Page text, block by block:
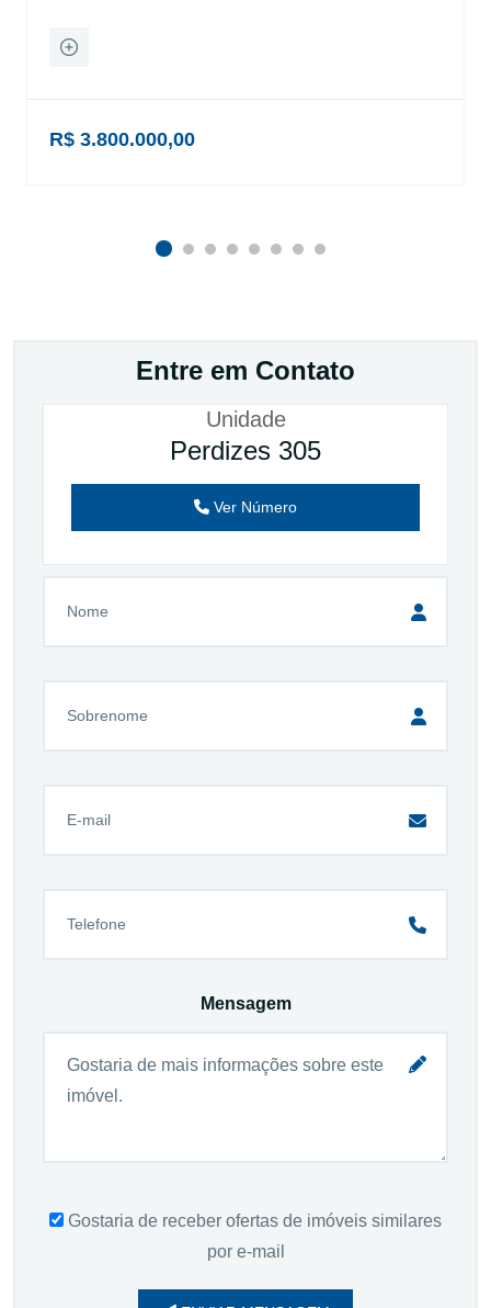
R$ 3.800.000,00
Entre em Contato
Unidade
Perdizes 305
Ver Número
Mensagem
Gostaria de receber ofertas de imóveis similares
por e-mail